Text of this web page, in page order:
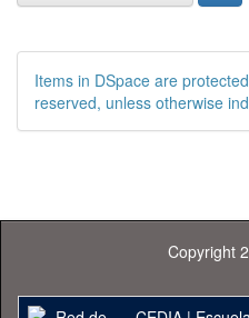
Items in DSpace are
reserved, unless otherwise
Copyright